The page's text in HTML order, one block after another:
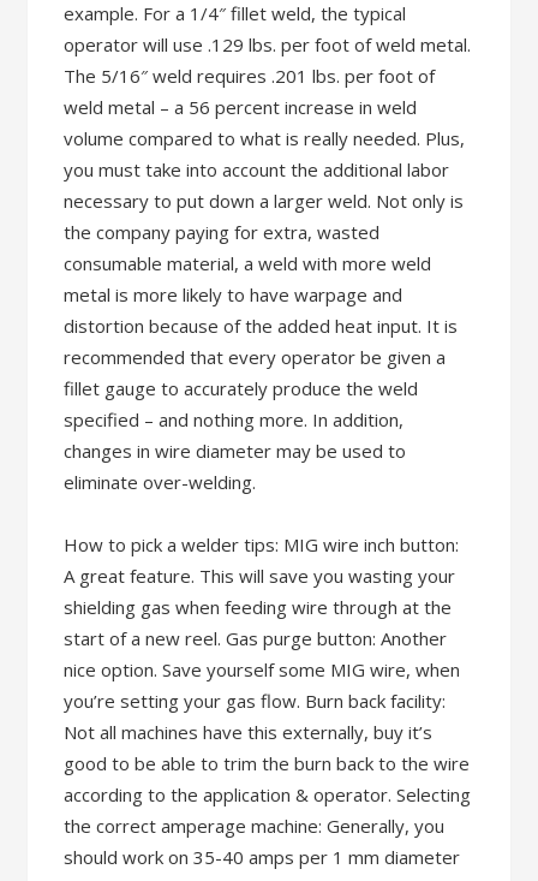
example. For a 1/4″ fillet weld, the typical
operator will use .129 lbs. per foot of weld metal.
The 5/16″ weld requires .201 lbs. per foot of
weld metal – a 56 percent increase in weld
volume compared to what is really needed. Plus,
you must take into account the additional labor
necessary to put down a larger weld. Not only is
the company paying for extra, wasted
consumable material, a weld with more weld
metal is more likely to have warpage and
distortion because of the added heat input. It is
recommended that every operator be given a
fillet gauge to accurately produce the weld
specified – and nothing more. In addition,
changes in wire diameter may be used to
eliminate over-welding.
How to pick a welder tips: MIG wire inch button:
A great feature. This will save you wasting your
shielding gas when feeding wire through at the
start of a new reel. Gas purge button: Another
nice option. Save yourself some MIG wire, when
you’re setting your gas flow. Burn back facility:
Not all machines have this externally, buy it’s
good to be able to trim the burn back to the wire
according to the application & operator. Selecting
the correct amperage machine: Generally, you
should work on 35-40 amps per 1 mm diameter